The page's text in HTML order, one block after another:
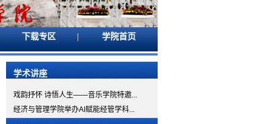
下载专区 | 学院首页
学术讲座
戏韵抒怀 诗悟人生——音乐学院特邀...
经济与管理学院举办AI赋能经管学科...